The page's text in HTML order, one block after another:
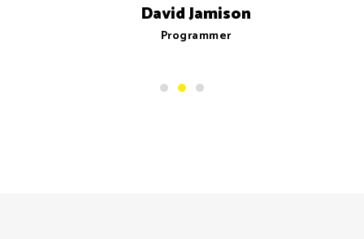
David Jamison
Programmer